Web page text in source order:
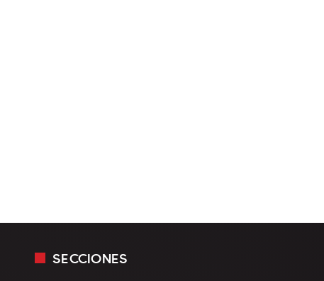
SECCIONES